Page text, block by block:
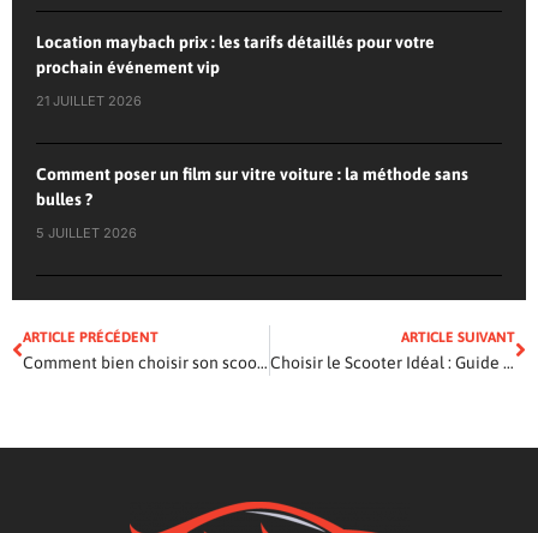
Location maybach prix : les tarifs détaillés pour votre
prochain événement vip
21 JUILLET 2026
Comment poser un film sur vitre voiture : la méthode sans
bulles ?
5 JUILLET 2026
ARTICLE PRÉCÉDENT
Comment bien choisir son scooter: Guide Comparatif Pour Toute la Famille
ARTICLE SUIVANT
Choisir le Scooter Idéal : Guide Complet pour les Amateurs de Deux-Roues dans la Thématique Auto